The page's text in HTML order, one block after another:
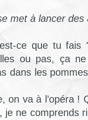
met à lancer des
ce que tu
ou pas, ça
dans les
on va à l’opéra !
je ne comprends